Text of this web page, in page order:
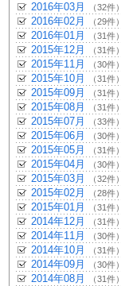
2016年03月 （32件）
2016年02月 （29件）
2016年01月 （31件）
2015年12月 （31件）
2015年11月 （30件）
2015年10月 （31件）
2015年09月 （31件）
2015年08月 （31件）
2015年07月 （33件）
2015年06月 （30件）
2015年05月 （31件）
2015年04月 （30件）
2015年03月 （32件）
2015年02月 （28件）
2015年01月 （31件）
2014年12月 （31件）
2014年11月 （30件）
2014年10月 （31件）
2014年09月 （30件）
2014年08月 （31件）